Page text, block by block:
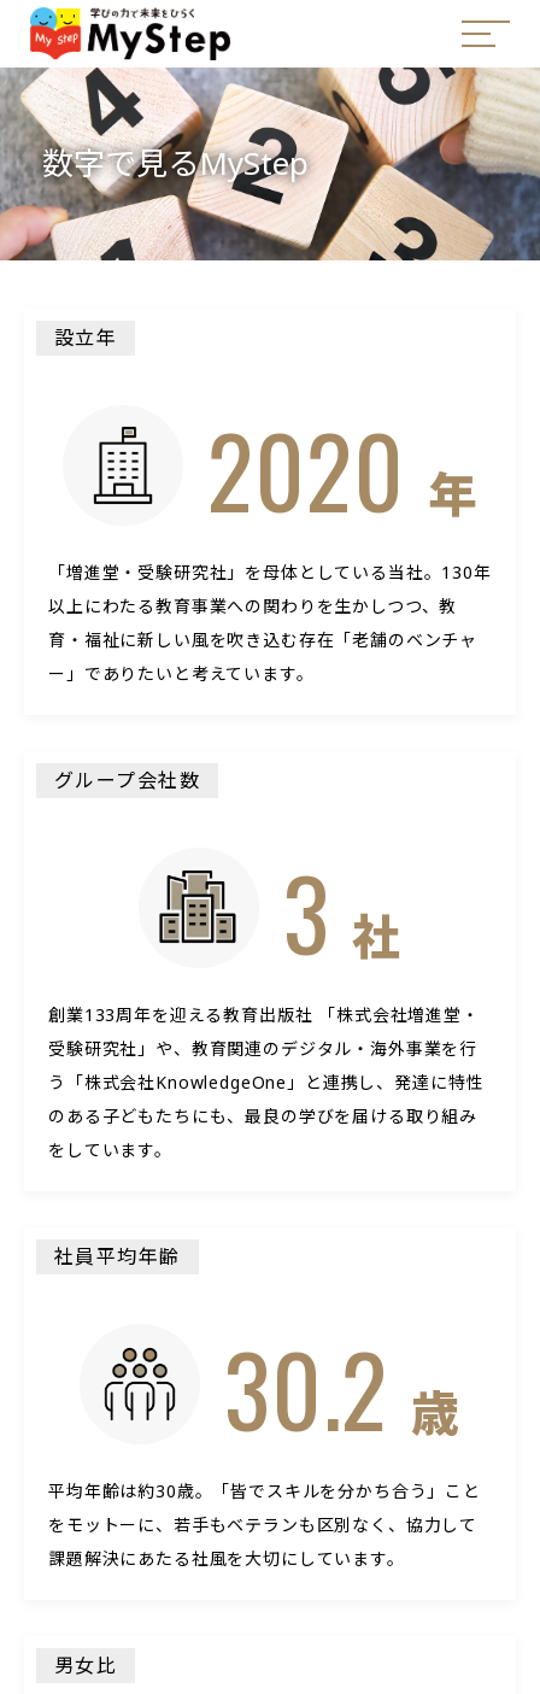
数字で見るMyStep
設立年
2020 年
「増進堂・受験研究社」を母体としている当社。130年
以上にわたる教育事業への関わりを生かしつつ、教
育・福祉に新しい風を吹き込む存在「老舗のベンチャ
ー」でありたいと考えています。
グループ会社数
3社
創業133周年を迎える教育出版社 「株式会社増進堂・
受験研究社」や、教育関連のデジタル・海外事業を行
う「株式会社KnowledgeOne」と連携し、発達に特性
のある子どもたちにも、最良の学びを届ける取り組み
をしています。
社員平均年齢
30.2 歳
平均年齢は約30歳。「皆でスキルを分かち合う」こと
をモットーに、若手もベテランも区別なく、協力して
課題解決にあたる社風を大切にしています。
男女比